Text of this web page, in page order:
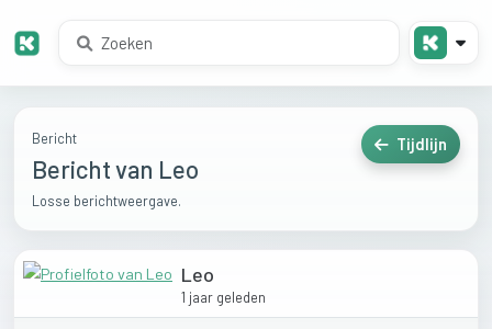
Bericht
Bericht van Leo
Losse berichtweergave.
Tijdlijn
Leo
1 jaar geleden